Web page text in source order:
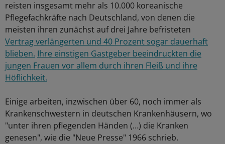
reisten insgesamt mehr als 10.000 koreanische
Pflegefachkräfte nach Deutschland, von denen die
meisten ihren zunächst auf drei Jahre befristeten
Vertrag verlängerten und 40 Prozent sogar dauerhaft
blieben. Ihre einstigen Gastgeber beeindruckten die
jungen Frauen vor allem durch ihren Fleiß und ihre
Höflichkeit.
Einige arbeiten, inzwischen über 60, noch immer als
Krankenschwestern in deutschen Krankenhäusern, wo
"unter ihren pflegenden Händen (…) die Kranken
genesen", wie die "Neue Presse" 1966 schrieb.